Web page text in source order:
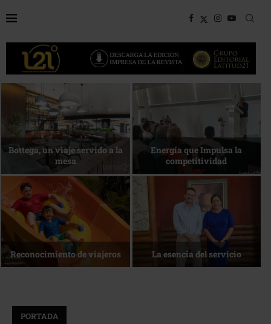
un viaje servido a la
mesa
Energía que Impulsa la
competitividad
Reconocimiento de viajeros La esencia del servicio
PORTADA